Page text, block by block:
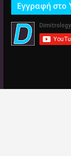
Εγγραφή στο